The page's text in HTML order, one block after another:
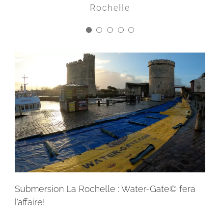
Rochelle
Littoraux
Philippe MAYMIL
Submersion La Rochelle : Water-Gate© fera
l’affaire!